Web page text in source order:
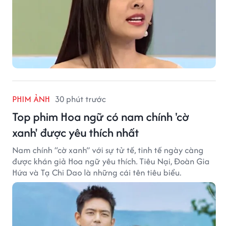
PHIM ẢNH 30 phút trước
Top phim Hoa ngữ có nam chính 'cờ
xanh' được yêu thích nhất
Nam chính “cờ xanh” với sự tử tế, tinh tế ngày càng
được khán giả Hoa ngữ yêu thích. Tiêu Nại, Đoàn Gia
Hứa và Tạ Chi Dao là những cái tên tiêu biểu.